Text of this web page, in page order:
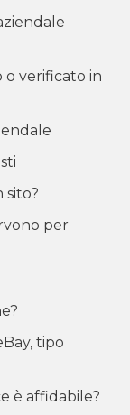
o verificato in
sito?
per
tipo
è affidabile?